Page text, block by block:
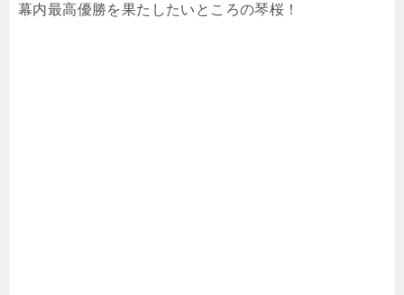
幕内最高優勝を果たしたいところの琴桜！